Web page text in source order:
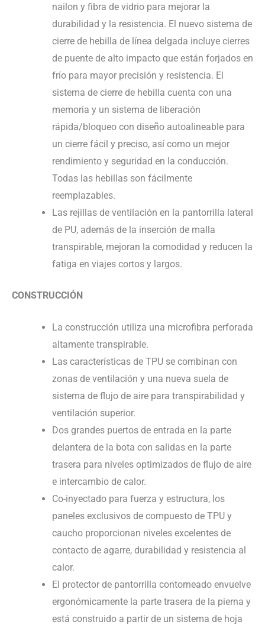
nailon y fibra de vidrio para mejorar la
durabilidad y la resistencia. El nuevo sistema de
cierre de hebilla de línea delgada incluye cierres
de puente de alto impacto que están forjados en
frío para mayor precisión y resistencia. El
sistema de cierre de hebilla cuenta con una
memoria y un sistema de liberación
rápida/bloqueo con diseño autoalineable para
un cierre fácil y preciso, así como un mejor
rendimiento y seguridad en la conducción.
Todas las hebillas son fácilmente
reemplazables.
Las rejillas de ventilación en la pantorrilla lateral
de PU, además de la inserción de malla
transpirable, mejoran la comodidad y reducen la
fatiga en viajes cortos y largos.
CONSTRUCCIÓN
La construcción utiliza una microfibra perforada
altamente transpirable.
Las características de TPU se combinan con
zonas de ventilación y una nueva suela de
sistema de flujo de aire para transpirabilidad y
ventilación superior.
Dos grandes puertos de entrada en la parte
delantera de la bota con salidas en la parte
trasera para niveles optimizados de flujo de aire
e intercambio de calor.
Co-inyectado para fuerza y estructura, los
paneles exclusivos de compuesto de TPU y
caucho proporcionan niveles excelentes de
contacto de agarre, durabilidad y resistencia al
calor.
El protector de pantorrilla contorneado envuelve
ergonómicamente la parte trasera de la pierna y
está construido a partir de un sistema de hoja